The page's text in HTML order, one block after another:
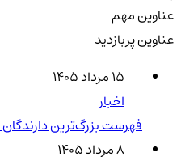
عناوین مهم
عناوین پربازدید
۱۵ مرداد ۱۴۰۵
اخبار
فهرست بزرگ‌ترین دارندگان
۸ مرداد ۱۴۰۵